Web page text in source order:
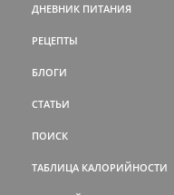
ДНЕВНИК ПИТАНИЯ
РЕЦЕПТЫ
БЛОГИ
СТАТЬИ
ПОИСК
ТАБЛИЦА КАЛОРИЙНОСТИ